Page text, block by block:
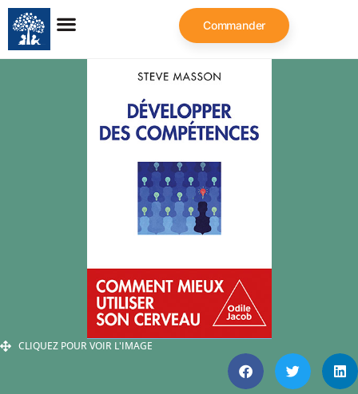
Commander
CLIQUEZ POUR VOIR L'IMAGE